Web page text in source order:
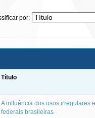
por:
Título
A influência dos usos irregulares
federais brasileiras